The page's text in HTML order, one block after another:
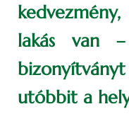
lakás van
utóbbit a